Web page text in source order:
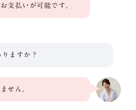
支払いが可能です。
ますか？
せん。